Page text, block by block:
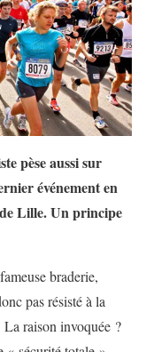
pèse aussi sur
événement en
Lille. Un principe
braderie,
pas résisté à la
La raison invoquée ?